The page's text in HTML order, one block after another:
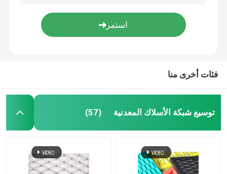
قماش منسوج من الأسلاك
شبكة أمان معدنية
فئات أخرى منا
توسيع شبكة الأسلاك المعدنية (57)